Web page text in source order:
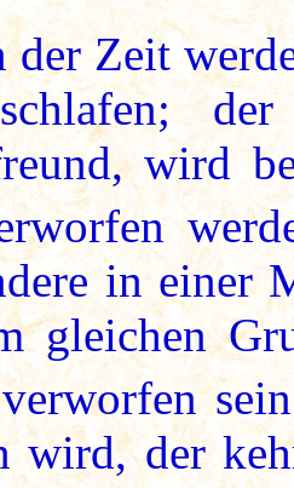
Zeit
wird
in einer
gleichen
wird, der